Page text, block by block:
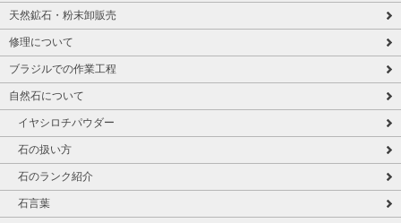
天然鉱石・粉末卸販売
修理について
ブラジルでの作業工程
自然石について
イヤシロチパウダー
石の扱い方
石のランク紹介
石言葉